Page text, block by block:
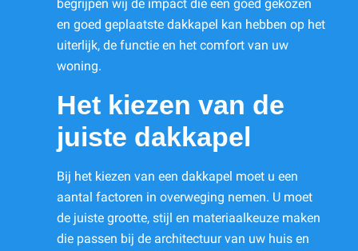
begrijpen wij de impact die een goed gekozen
en goed geplaatste dakkapel kan hebben op het
uiterlijk, de functie en het comfort van uw
woning.
Het kiezen van de
juiste dakkapel
Bij het kiezen van een dakkapel moet u een
aantal factoren in overweging nemen. U moet
de juiste grootte, stijl en materiaalkeuze maken
die passen bij de architectuur van uw huis en